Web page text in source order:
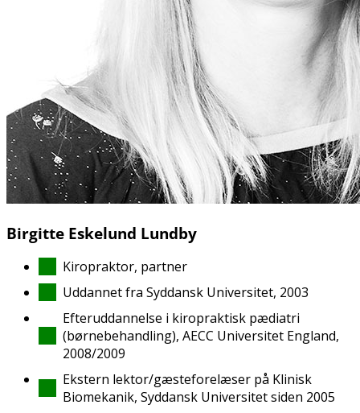
Birgitte Eskelund Lundby
Kiropraktor, partner
Uddannet fra Syddansk Universitet, 2003
Efteruddannelse i kiropraktisk pædiatri
(børnebehandling), AECC Universitet England,
2008/2009
Ekstern lektor/gæsteforelæser på Klinisk
Biomekanik, Syddansk Universitet siden 2005